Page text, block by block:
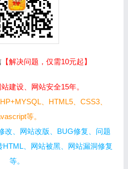
【解决问题，仅需10元起】
建设、网站安全15年。
、HTML5、CSS3、
等。
改、网站改版、BUG修复、问题
、网站被黑、网站漏洞修复
等。